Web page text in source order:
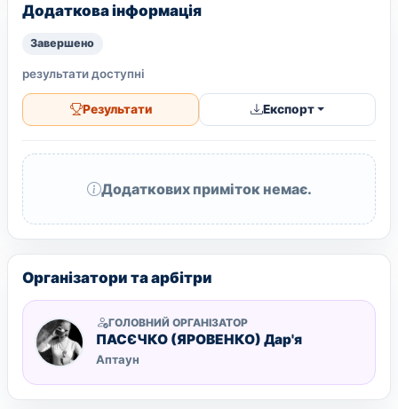
Додаткова інформація
Завершено
результати доступні
Результати Експорт
Додаткових приміток немає.
Організатори та арбітри
ГОЛОВНИЙ ОРГАНІЗАТОР
ПАСЄЧКО (ЯРОВЕНКО) Дар'я
Аптаун